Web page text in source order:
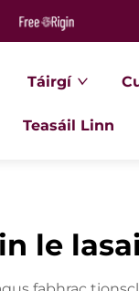
Táirgí
Teasáil Linn
le